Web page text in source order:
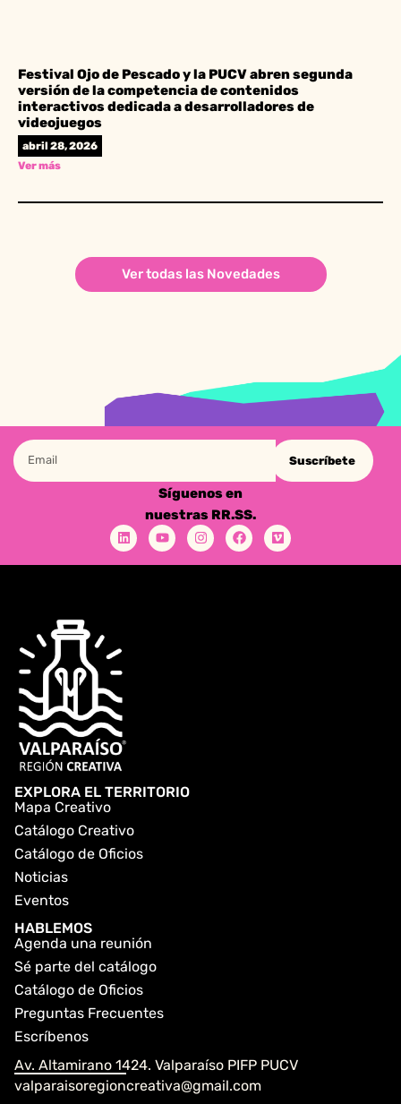
Festival Ojo de Pescado y la PUCV abren segunda
versión de la competencia de contenidos
interactivos dedicada a desarrolladores de
videojuegos
abril 28, 2026
Ver más
Ver todas las Novedades
Suscríbete
Síguenos en
nuestras RR.SS.
EXPLORA EL TERRITORIO
Mapa Creativo
Catálogo Creativo
Catálogo de Oficios
Noticias
Eventos
HABLEMOS
Agenda una reunión
Sé parte del catálogo
Catálogo de Oficios
Preguntas Frecuentes
Escríbenos
Av. Altamirano 1424. Valparaíso PIFP PUCV
valparaisoregioncreativa@gmail.com